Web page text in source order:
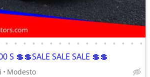
• • • • • • • • • • • • • • • •
S 💲💲SALE SALE SALE 💲💲
Modesto